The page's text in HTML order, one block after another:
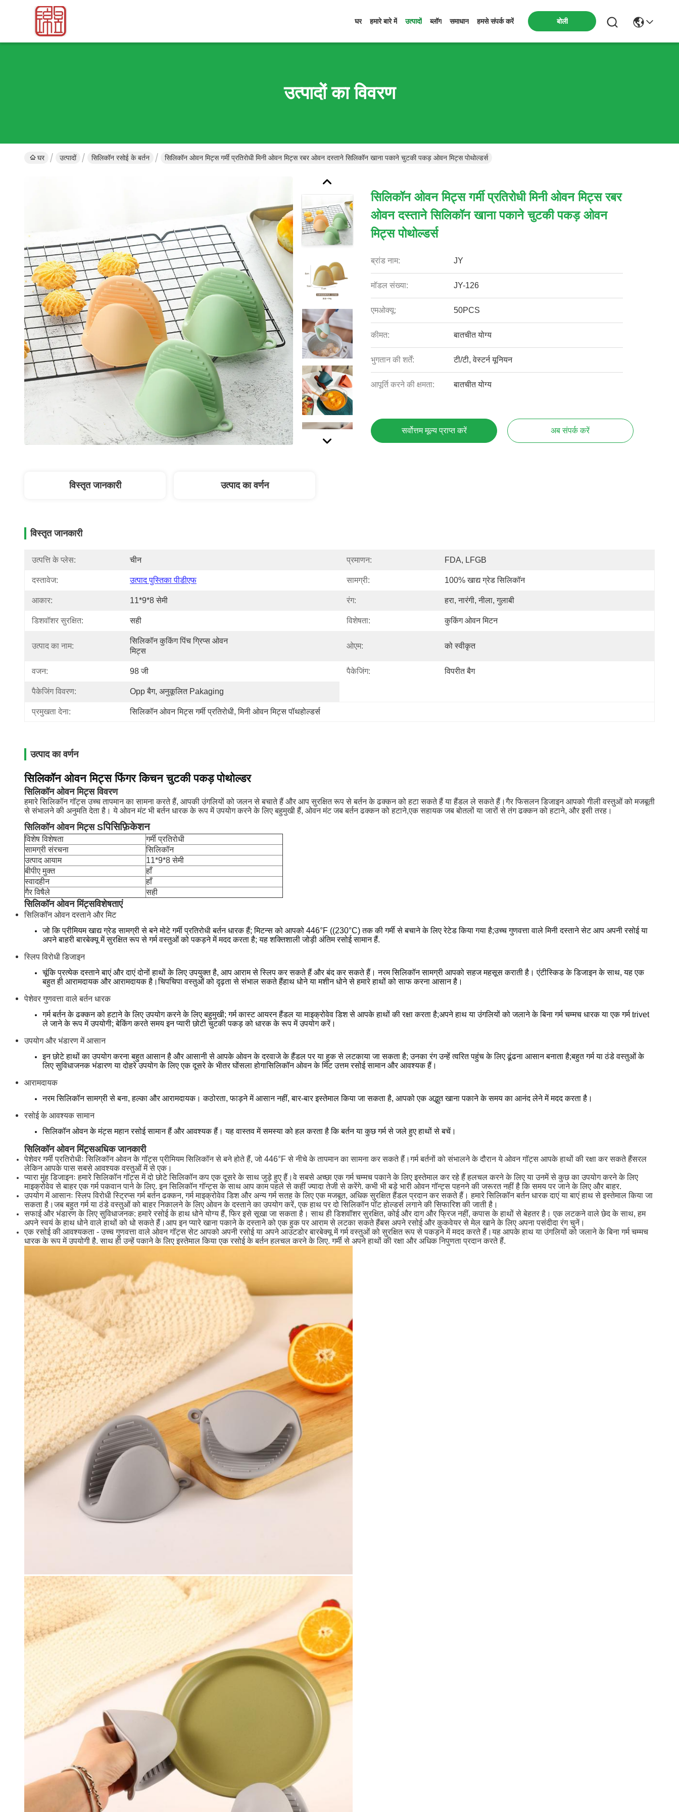
घर हमारे बारे में उत्पादों ब्लॉग समाधान हमसे संपर्क करें बोली
उत्पादों का विवरण
घर उत्पादों सिलिकॉन रसोई के बर्तन सिलिकॉन ओवन मिट्स गर्मी प्रतिरोधी मिनी ओवन मिट्स रबर ओवन दस्ताने सिलिकॉन खाना पकाने चुटकी पकड़ ओवन मिट्स पोथोल्डर्स
सिलिकॉन ओवन मिट्स गर्मी प्रतिरोधी मिनी ओवन मिट्स रबर
ओवन दस्ताने सिलिकॉन खाना पकाने चुटकी पकड़ ओवन
मिट्स पोथोल्डर्स
ब्रांड नाम: JY
मॉडल संख्या: JY-126
एमओक्यू: 50PCS
कीमत: बातचीत योग्य
भुगतान की शर्तें: टी/टी, वेस्टर्न यूनियन
आपूर्ति करने की क्षमता: बातचीत योग्य
सर्वोत्तम मूल्य प्राप्त करें अब संपर्क करें
विस्तृत जानकारी उत्पाद का वर्णन
विस्तृत जानकारी
उत्पत्ति के प्लेस: चीन प्रमाणन: FDA, LFGB
दस्तावेज: उत्पाद पुस्तिका पीडीएफ सामग्री: 100% खाद्य ग्रेड सिलिकॉन
आकार: 11*9*8 सेमी रंग: हरा, नारंगी, नीला, गुलाबी
डिशवॉशर सुरक्षित: सही विशेषता: कुकिंग ओवन मिटन
उत्पाद का नाम:
सिलिकॉन कुकिंग पिंच ग्रिप्स ओवन
मिट्स
ओएम: को स्वीकृत
वजन: 98 जी पैकेजिंग: विपरीत बैग
पैकेजिंग विवरण: Opp बैग, अनुकूलित Pakaging
प्रमुखता देना: सिलिकॉन ओवन मिट्स गर्मी प्रतिरोधी, मिनी ओवन मिट्स पॉथहोल्डर्स
उत्पाद का वर्णन
सिलिकॉन ओवन मिट्स फिंगर किचन चुटकी पकड़ पोथोल्डर
सिलिकॉन ओवन मिट्स विवरण
हमारे सिलिकॉन गॉट्स उच्च तापमान का सामना करते हैं, आपकी उंगलियों को जलन से बचाते हैं और आप सुरक्षित रूप से बर्तन के ढक्कन को हटा सकते हैं या हैंडल ले सकते हैं।गैर फिसलन डिजाइन आपको गीली वस्तुओं को मजबूती
से संभालने की अनुमति देता है। ये ओवन मंट भी बर्तन धारक के रूप में उपयोग करने के लिए बहुमुखी हैं, ओवन मंट जब बर्तन ढक्कन को हटाने,एक सहायक जब बोतलों या जारों से तंग ढक्कन को हटाने, और इसी तरह।
सिलिकॉन ओवन मिट्स Sपिसिफ़िकेशन
विशेष विशेषता
गर्मी प्रतिरोधी
सामग्री संरचना
सिलिकॉन
उत्पाद आयाम
11*9*8 सेमी
बीपीए मुक्त
हाँ
स्वादहीन
हाँ
गैर विषैले
सही
सिलिकॉन ओवन मिंट्सविशेषताएं
सिलिकॉन ओवन दस्ताने और मिट
जो कि प्रीमियम खाद्य ग्रेड सामग्री से बने मोटे गर्मी प्रतिरोधी बर्तन धारक हैं; मिटन्स को आपको 446°F ((230°C) तक की गर्मी से बचाने के लिए रेटेड किया गया है;उच्च गुणवत्ता वाले मिनी दस्ताने सेट आप अपनी रसोई या
अपने बाहरी बारबेक्यू में सुरक्षित रूप से गर्म वस्तुओं को पकड़ने में मदद करता है; यह शक्तिशाली जोड़ी अंतिम रसोई सामान हैं.
स्लिप विरोधी डिजाइन
चूंकि प्रत्येक दस्ताने बाएं और दाएं दोनों हाथों के लिए उपयुक्त है, आप आराम से स्लिप कर सकते हैं और बंद कर सकते हैं। नरम सिलिकॉन सामग्री आपको सहज महसूस कराती है। एंटीस्किड के डिजाइन के साथ, यह एक
बहुत ही आरामदायक और आरामदायक है।चिपचिपा वस्तुओं को दृढ़ता से संभाल सकते हैंहाथ धोने या मशीन धोने से हमारे हाथों को साफ करना आसान है।
पेशेवर गुणवत्ता वाले बर्तन धारक
गर्म बर्तन के ढक्कन को हटाने के लिए उपयोग करने के लिए बहुमुखी; गर्म कास्ट आयरन हैंडल या माइक्रोवेव डिश से आपके हाथों की रक्षा करता है;अपने हाथ या उंगलियों को जलाने के बिना गर्म चम्मच धारक या एक गर्म trivet
ले जाने के रूप में उपयोगी; बेकिंग करते समय इन प्यारी छोटी चुटकी पकड़ को धारक के रूप में उपयोग करें।
उपयोग और भंडारण में आसान
इन छोटे हाथों का उपयोग करना बहुत आसान है और आसानी से आपके ओवन के दरवाजे के हैंडल पर या हुक से लटकाया जा सकता है; उनका रंग उन्हें त्वरित पहुंच के लिए ढूंढना आसान बनाता है;बहुत गर्म या ठंडे वस्तुओं के
लिए सुविधाजनक भंडारण या दोहरे उपयोग के लिए एक दूसरे के भीतर घोंसला होगासिलिकॉन ओवन के मिंट उत्तम रसोई सामान और आवश्यक हैं।
आरामदायक
नरम सिलिकॉन सामग्री से बना, हल्का और आरामदायक। कठोरता, फाड़ने में आसान नहीं, बार-बार इस्तेमाल किया जा सकता है, आपको एक अद्भुत खाना पकाने के समय का आनंद लेने में मदद करता है।
रसोई के आवश्यक सामान
सिलिकॉन ओवन के मंट्स महान रसोई सामान हैं और आवश्यक हैं। यह वास्तव में समस्या को हल करता है कि बर्तन या कुछ गर्म से जले हुए हाथों से बचें।
सिलिकॉन ओवन मिंट्सअधिक जानकारी
पेशेवर गर्मी प्रतिरोधीः सिलिकॉन ओवन के गॉट्स प्रीमियम सिलिकॉन से बने होते हैं, जो 446°F से नीचे के तापमान का सामना कर सकते हैं।गर्म बर्तनों को संभालने के दौरान ये ओवन गॉट्स आपके हाथों की रक्षा कर सकते हैंसरल
लेकिन आपके पास सबसे आवश्यक वस्तुओं में से एक।
प्यारा मुंह डिजाइनः हमारे सिलिकॉन गॉट्स में दो छोटे सिलिकॉन कप एक दूसरे के साथ जुड़े हुए हैं।वे सबसे अच्छा एक गर्म चम्मच पकाने के लिए इस्तेमाल कर रहे हैं हलचल करने के लिए या उनमें से कुछ का उपयोग करने के लिए
माइक्रोवेव से बाहर एक गर्म पकवान पाने के लिए. इन सिलिकॉन गॉन्ट्स के साथ आप काम पहले से कहीं ज्यादा तेजी से करेंगे. कभी भी बड़े भारी ओवन गॉन्ट्स पहनने की जरूरत नहीं है कि समय पर जाने के लिए और बाहर.
उपयोग में आसानः स्लिप विरोधी स्ट्रिप्स गर्म बर्तन ढक्कन, गर्म माइक्रोवेव डिश और अन्य गर्म सतह के लिए एक मजबूत, अधिक सुरक्षित हैंडल प्रदान कर सकते हैं। हमारे सिलिकॉन बर्तन धारक दाएं या बाएं हाथ से इस्तेमाल किया जा
सकता है।जब बहुत गर्म या ठंडे वस्तुओं को बाहर निकालने के लिए ओवन के दस्ताने का उपयोग करें, एक हाथ पर दो सिलिकॉन पॉट होल्डर्स लगाने की सिफारिश की जाती है।
सफाई और भंडारण के लिए सुविधाजनक: हमारे रसोई के हाथ धोने योग्य हैं, फिर इसे सूखा जा सकता है। साथ ही डिशवॉशर सुरक्षित, कोई और दाग और फ्रिज नहीं, कपास के हाथों से बेहतर है। एक लटकने वाले छेद के साथ, हम
अपने स्वयं के हाथ धोने वाले हाथों को धो सकते हैं।आप इन प्यारे खाना पकाने के दस्ताने को एक हुक पर आराम से लटका सकते हैंबस अपने रसोई और कुकवेयर से मेल खाने के लिए अपना पसंदीदा रंग चुनें।
एक रसोई की आवश्यकता - उच्च गुणवत्ता वाले ओवन गॉट्स सेट आपको अपनी रसोई या अपने आउटडोर बारबेक्यू में गर्म वस्तुओं को सुरक्षित रूप से पकड़ने में मदद करते हैं।यह आपके हाथ या उंगलियों को जलाने के बिना गर्म चम्मच
धारक के रूप में उपयोगी है. साथ ही उन्हें पकाने के लिए इस्तेमाल किया एक रसोई के बर्तन हलचल करने के लिए. गर्मी से अपने हाथों की रक्षा और अधिक निपुणता प्रदान करते हैं.